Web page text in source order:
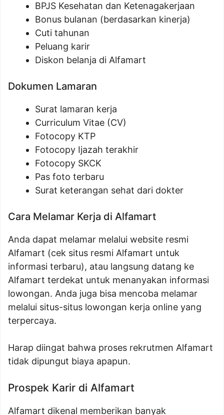
BPJS Kesehatan dan Ketenagakerjaan
Bonus bulanan (berdasarkan kinerja)
Cuti tahunan
Peluang karir
Diskon belanja di Alfamart
Dokumen Lamaran
Surat lamaran kerja
Curriculum Vitae (CV)
Fotocopy KTP
Fotocopy Ijazah terakhir
Fotocopy SKCK
Pas foto terbaru
Surat keterangan sehat dari dokter
Cara Melamar Kerja di Alfamart
Anda dapat melamar melalui website resmi
Alfamart (cek situs resmi Alfamart untuk
informasi terbaru), atau langsung datang ke
Alfamart terdekat untuk menanyakan informasi
lowongan. Anda juga bisa mencoba melamar
melalui situs-situs lowongan kerja online yang
terpercaya.
Harap diingat bahwa proses rekrutmen Alfamart
tidak dipungut biaya apapun.
Prospek Karir di Alfamart
Alfamart dikenal memberikan banyak